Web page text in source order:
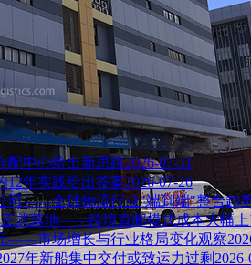
配中心给出新思路2026-07-31
12年实践给出答案2026-07-26
司——全球物流行业"端到端"整合趋
正式落地——跨境直邮模式成本大幅
——市场增长与行业格局变化观察
年新船集中交付或致运力过剩